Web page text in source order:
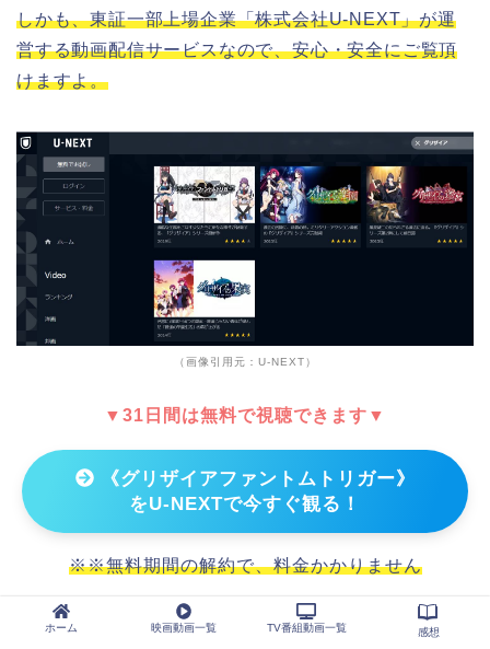
しかも、東証一部上場企業「株式会社U-NEXT」が運
営する動画配信サービスなので、安心・安全にご覧頂
けますよ。
（画像引用元：U-NEXT）
▼31日間は無料で視聴できます▼
《グリザイアファントムトリガー》
をU-NEXTで今すぐ観る！
※※無料期間の解約で、料金かかりません
ホーム 映画動画一覧 TV番組動画一覧 感想